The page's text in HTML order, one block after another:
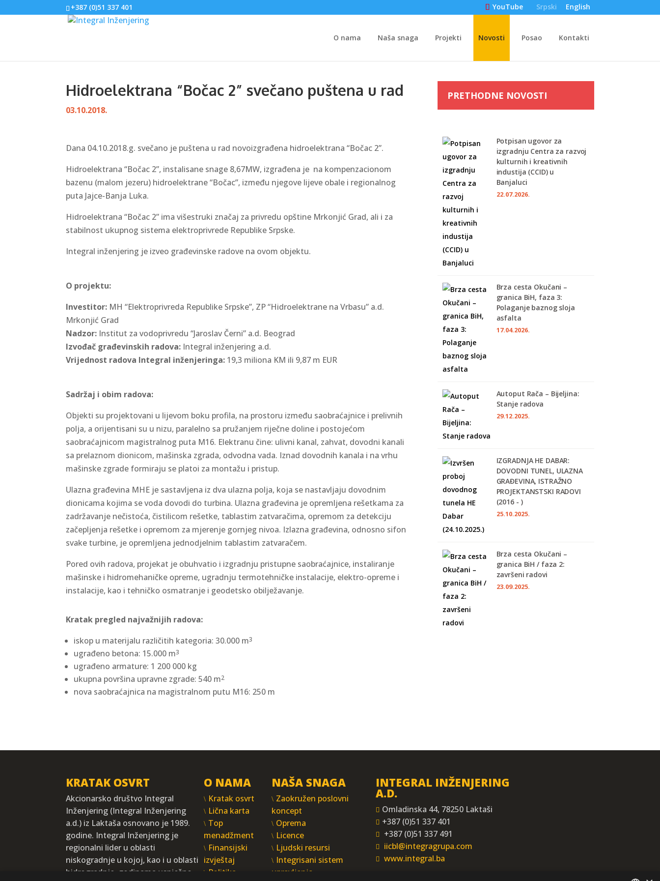
+387 (0)51 337 401 YouTube Srpski English
O nama Naša snaga Projekti Novosti Posao Kontakti
Hidroelektrana “Bočac 2” svečano puštena u rad
03.10.2018.
Dana 04.10.2018.g. svečano je puštena u rad novoizgrađena hidroelektrana “Bočac 2”.
Hidroelektrana “Bočac 2”, instalisane snage 8,67MW, izgrađena je na kompenzacionom
bazenu (malom jezeru) hidroelektrane “Bočac”, između njegove lijeve obale i regionalnog
puta Jajce-Banja Luka.
Hidroelektrana “Bočac 2” ima višestruki značaj za privredu opštine Mrkonjić Grad, ali i za
stabilnost ukupnog sistema elektroprivrede Republike Srpske.
Integral inženjering je izveo građevinske radove na ovom objektu.
O projektu:
Investitor: MH “Elektroprivreda Republike Srpske”, ZP “Hidroelektrane na Vrbasu” a.d.
Mrkonjić Grad
Nadzor: Institut za vodoprivredu “Jaroslav Černi” a.d. Beograd
Izvođač građevinskih radova: Integral inženjering a.d.
Vrijednost radova Integral inženjeringa: 19,3 miliona KM ili 9,87 m EUR
Sadržaj i obim radova:
Objekti su projektovani u lijevom boku profila, na prostoru između saobraćajnice i prelivnih
polja, a orijentisani su u nizu, paralelno sa pružanjem riječne doline i postojećom
saobraćajnicom magistralnog puta M16. Elektranu čine: ulivni kanal, zahvat, dovodni kanali
sa prelaznom dionicom, mašinska zgrada, odvodna vada. Iznad dovodnih kanala i na vrhu
mašinske zgrade formiraju se platoi za montažu i pristup.
Ulazna građevina MHE je sastavljena iz dva ulazna polja, koja se nastavljaju dovodnim
dionicama kojima se voda dovodi do turbina. Ulazna građevina je opremljena rešetkama za
zadržavanje nečistoća, čistilicom rešetke, tablastim zatvaračima, opremom za detekciju
začepljenja rešetke i opremom za mjerenje gornjeg nivoa. Izlazna građevina, odnosno sifon
svake turbine, je opremljena jednodjelnim tablastim zatvaračem.
Pored ovih radova, projekat je obuhvatio i izgradnju pristupne saobraćajnice, instaliranje
mašinske i hidromehaničke opreme, ugradnju termotehničke instalacije, elektro-opreme i
instalacije, kao i tehničko osmatranje i geodetsko obilježavanje.
Kratak pregled najvažnijih radova:
iskop u materijalu različitih kategoria: 30.000 m3
ugrađeno betona: 15.000 m3
ugrađeno armature: 1 200 000 kg
ukupna površina upravne zgrade: 540 m2
nova saobraćajnica na magistralnom putu M16: 250 m
PRETHODNE NOVOSTI
Potpisan ugovor za
izgradnju Centra za razvoj
kulturnih i kreativnih
industija (CCID) u
Banjaluci
22.07.2026.
Brza cesta Okučani –
granica BiH, faza 3:
Polaganje baznog sloja
asfalta
17.04.2026.
Autoput Rača – Bijeljina:
Stanje radova
29.12.2025.
IZGRADNJA HE DABAR:
DOVODNI TUNEL, ULAZNA
GRAĐEVINA, ISTRAŽNO
PROJEKTANSTSKI RADOVI
(2016 - )
25.10.2025.
Brza cesta Okučani –
granica BiH / faza 2:
završeni radovi
23.09.2025.
KRATAK OSVRT
Akcionarsko društvo Integral
Inženjering (Integral Inženjering
a.d.) iz Laktaša osnovano je 1989.
godine. Integral Inženjering je
regionalni lider u oblasti
niskogradnje u kojoj, kao i u oblasti
hidrogradnje, godinama uspješno
O NAMA
Kratak osvrt
Lična karta
Top
menadžment
Finansijski
izvještaj
Politika
NAŠA SNAGA
Zaokružen poslovni
koncept
Oprema
Licence
Ljudski resursi
Integrisani sistem
upravljanja
INTEGRAL INŽENJERING
A.D.
Omladinska 44, 78250 Laktaši
+387 (0)51 337 401
+387 (0)51 337 491
iicbl@integragrupa.com
www.integral.ba